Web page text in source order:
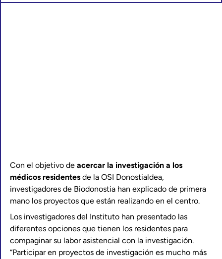
Con el objetivo de acercar la investigación a los
médicos residentes de la OSI Donostialdea,
investigadores de Biodonostia han explicado de primera
mano los proyectos que están realizando en el centro.
Los investigadores del Instituto han presentado las
diferentes opciones que tienen los residentes para
compaginar su labor asistencial con la investigación.
“Participar en proyectos de investigación es mucho más